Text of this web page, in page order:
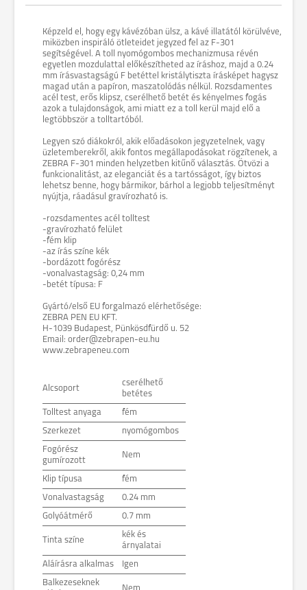
Képzeld el, hogy egy kávézóban ülsz, a kávé illatától körülvéve,
miközben inspiráló ötleteidet jegyzed fel az F-301
segítségével. A toll nyomógombos mechanizmusa révén
egyetlen mozdulattal előkészítheted az íráshoz, majd a 0.24
mm írásvastagságú F betéttel kristálytiszta írásképet hagysz
magad után a papíron, maszatolódás nélkül. Rozsdamentes
acél test, erős klipsz, cserélhető betét és kényelmes fogás
azok a tulajdonságok, ami miatt ez a toll kerül majd elő a
legtöbbször a tolltartóból.
Legyen szó diákokról, akik előadásokon jegyzetelnek, vagy
üzletemberekről, akik fontos megállapodásokat rögzítenek, a
ZEBRA F-301 minden helyzetben kitűnő választás. Ötvözi a
funkcionalitást, az eleganciát és a tartósságot, így biztos
lehetsz benne, hogy bármikor, bárhol a legjobb teljesítményt
nyújtja, ráadásul gravírozható is.
-rozsdamentes acél tolltest
-gravírozható felület
-fém klip
-az írás színe kék
-bordázott fogórész
-vonalvastagság: 0,24 mm
-betét típusa: F
Gyártó/első EU forgalmazó elérhetősége:
ZEBRA PEN EU KFT.
H-1039 Budapest, Pünkösdfürdő u. 52
Email: order@zebrapen-eu.hu
www.zebrapeneu.com
Alcsoport
cserélhető
betétes
Tolltest anyaga fém
Szerkezet nyomógombos
Fogórész
gumírozott
Nem
Klip típusa fém
Vonalvastagság 0.24 mm
Golyóátmérő 0.7 mm
Tinta színe
kék és
árnyalatai
Aláírásra alkalmas Igen
Balkezeseknek